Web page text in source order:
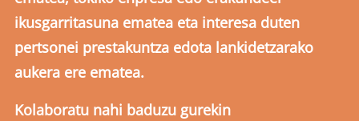
ikusgarritasuna ematea eta interesa duten
pertsonei prestakuntza edota lankidetzarako
aukera ere ematea.
Kolaboratu nahi baduzu gurekin